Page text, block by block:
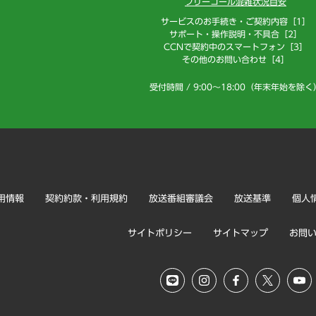
サービスのお手続き・ご契約内容［1］
サポート・操作説明・不具合［2］
CCNで契約中のスマートフォン［3］
その他のお問い合わせ［4］
受付時間 / 9:00～18:00（年末年始を除く
情報 契約約款・利用規約 放送番組審議会 放送基準 個人
サイトポリシー サイトマップ お問